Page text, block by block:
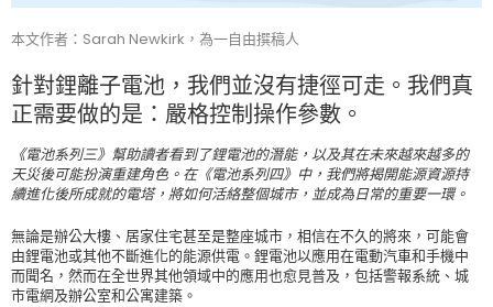
本文作者：Sarah Newkirk，為一自由撰稿人
針對鋰離子電池，我們並沒有捷徑可走。我們真
正需要做的是：嚴格控制操作參數。
《電池系列三》幫助讀者看到了鋰電池的潛能，以及其在未來越來越多的
天災後可能扮演重建角色。在《電池系列四》中，我們將揭開能源資源持
續進化後所成就的電塔，將如何活絡整個城市，並成為日常的重要一環。
無論是辦公大樓、居家住宅甚至是整座城市，相信在不久的將來，可能會
由鋰電池或其他不斷進化的能源供電。鋰電池以應用在電動汽車和手機中
而聞名，然而在全世界其他領域中的應用也愈見普及，包括警報系統、城
市電網及辦公室和公寓建築。